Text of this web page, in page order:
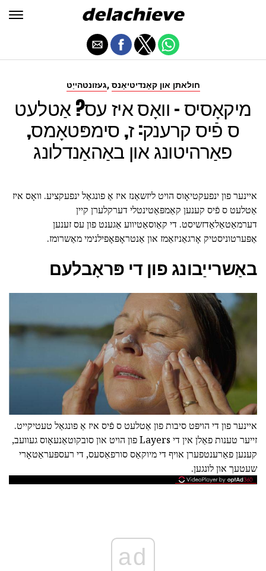
געזונטהייַט, חולאתן און קאָנדיטיאָנס
מיקאָסיס - וואָס איז עס? אַטלעט
ס פֿיס קרענק: ז, סימפּטאָמס,
פאַרהיטונג און באַהאַנדלונג
איינער פון ינפעקטיאָוס הויט ליזשאַנז איז אַ פונגאַל ינפעקציע. וואָס איז
אַטלעט ס פֿיס קענען קאַמפּאַטינטלי דערקלערן קיין
דערמאַטאַלאַדזשיסט. די קאַוסאַטיווע אַגענט פון עס זענען
אַפּערטוניסטיק אָרגאַניזאַמז און אַנטראָפּאָפילנימי מאַשרומז.
באַשרייַבונג פון די פּראָבלעם
איינער פון די הויפּט סיבות פון אַטלעט ס פֿיס איז אַ פונגאַל טעטיקייט.
זייער טענות פאַלן אין די Layers פון הויט און סובקוטאַנעאָוס געוועב,
קענען פאַרענטפערן אויף די מיוקאַס סורפאַסעס, די רעספּעראַטאָרי
שעטעך און לונגען.
ad